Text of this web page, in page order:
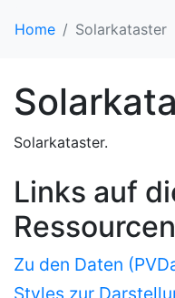
Home Solarkataster
Solarkataster.
Links auf
Ressourcen
Zu den Daten
Styles zur